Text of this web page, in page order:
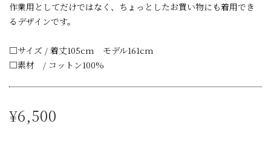
作業用としてだけではなく、ちょっとしたお買い物にも着用でき
るデザインです。
□サイズ / 着丈105cm モデル161cm
□素材 / コットン100%
¥6,500